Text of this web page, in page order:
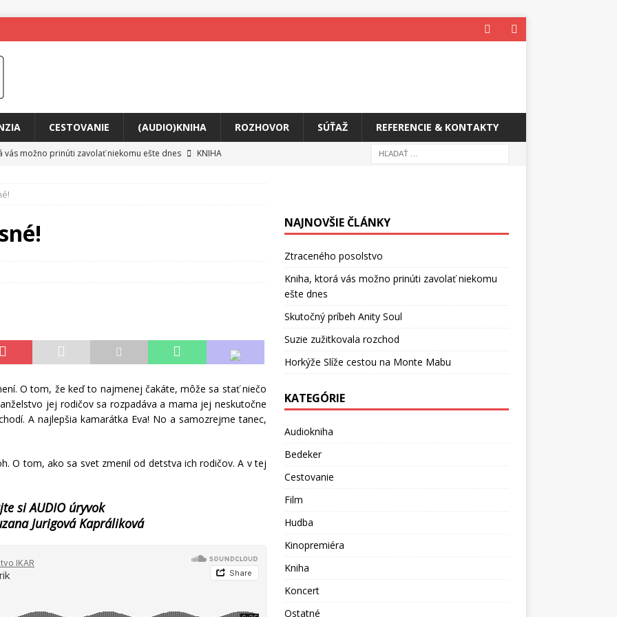
CESTOVANIE (AUDIO)KNIHA ROZHOVOR SÚŤAŽ REFERENCIE & KONTAKTY
vás možno prinúti zavolať niekomu ešte dnes
KNIHA
rozchod
cestou na Monte Mabu
O tom, že keď to najmenej čakáte, môže sa stať niečo
jej rodičov sa rozpadáva a mama jej neskutočne
A najlepšia kamarátka Eva! No a samozrejme tanec,
O tom, ako sa svet zmenil od detstva ich rodičov. A v tej
si AUDIO úryvok
Jurigová Kapráliková
NAJNOVŠIE ČLÁNKY
Ztraceného posolstvo
Kniha, ktorá vás možno prinúti zavolať niekomu
ešte dnes
Skutočný príbeh Anity Soul
Suzie zužitkovala rozchod
Horkýže Slíže cestou na Monte Mabu
KATEGÓRIE
Audiokniha
Bedeker
Cestovanie
Film
Hudba
Kinopremiéra
Kniha
Koncert
Ostatné